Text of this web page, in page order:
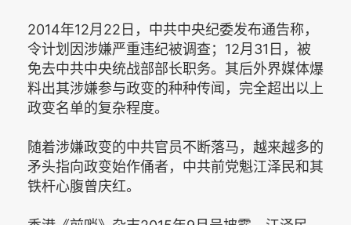
2014年12月22日，中共中央纪委发布通告称，
令计划因涉嫌严重违纪被调查；12月31日，被
免去中共中央统战部部长职务。其后外界媒体爆
料出其涉嫌参与政变的种种传闻，完全超出以上
政变名单的复杂程度。
随着涉嫌政变的中共官员不断落马，越来越多的
矛头指向政变始作俑者，中共前党魁江泽民和其
铁杆心腹曾庆红。